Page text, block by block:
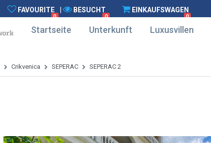
FAVOURITE
0
BESUCHT
0
EINKAUFSWAGEN
0
Startseite Unterkunft Luxusvillen
Crikvenica SEPERAC SEPERAC 2